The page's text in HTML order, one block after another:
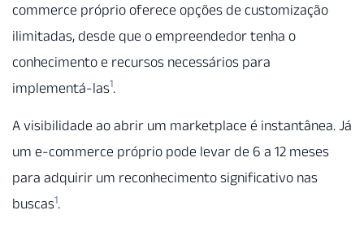
commerce próprio oferece opções de customização
ilimitadas, desde que o empreendedor tenha o
conhecimento e recursos necessários para
implementá-las1.
A visibilidade ao abrir um marketplace é instantânea. Já
um e-commerce próprio pode levar de 6 a 12 meses
para adquirir um reconhecimento significativo nas
buscas1.